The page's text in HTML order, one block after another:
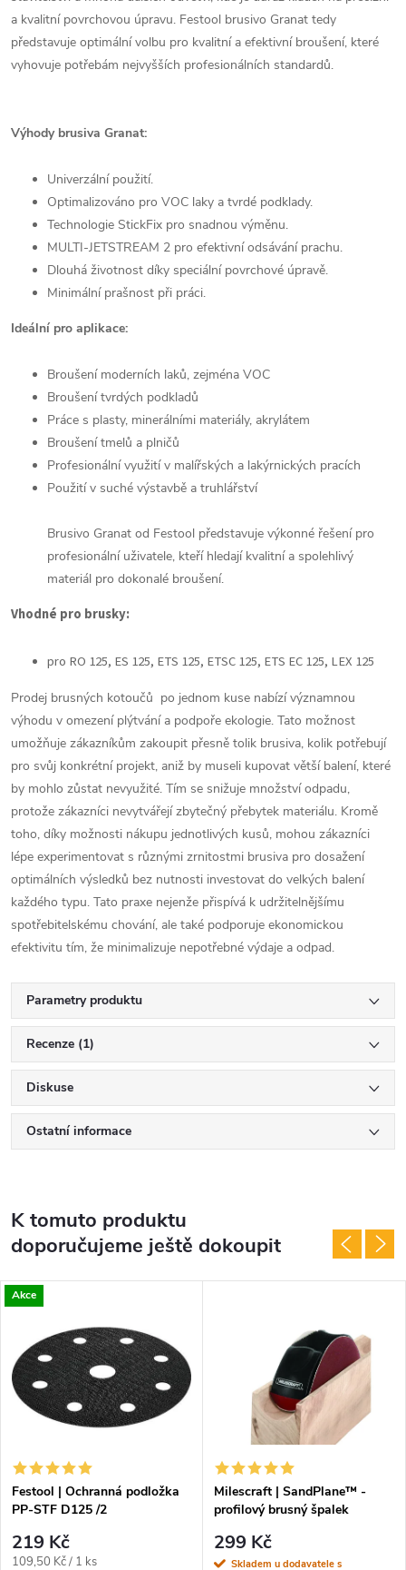
a kvalitní povrchovou úpravu. Festool brusivo Granat tedy
představuje optimální volbu pro kvalitní a efektivní broušení, které
vyhovuje potřebám nejvyšších profesionálních standardů.
Výhody brusiva Granat:
Univerzální použití.
Optimalizováno pro VOC laky a tvrdé podklady.
Technologie StickFix pro snadnou výměnu.
MULTI-JETSTREAM 2 pro efektivní odsávání prachu.
Dlouhá životnost díky speciální povrchové úpravě.
Minimální prašnost při práci.
Ideální pro aplikace:
Broušení moderních laků, zejména VOC
Broušení tvrdých podkladů
Práce s plasty, minerálními materiály, akrylátem
Broušení tmelů a plničů
Profesionální využití v malířských a lakýrnických pracích
Použití v suché výstavbě a truhlářství
Brusivo Granat od Festool představuje výkonné řešení pro
profesionální uživatele, kteří hledají kvalitní a spolehlivý
materiál pro dokonalé broušení.
Vhodné pro brusky:
pro RO 125, ES 125, ETS 125, ETSC 125, ETS EC 125, LEX 125
Prodej brusných kotoučů po jednom kuse nabízí významnou
výhodu v omezení plýtvání a podpoře ekologie. Tato možnost
umožňuje zákazníkům zakoupit přesně tolik brusiva, kolik potřebují
pro svůj konkrétní projekt, aniž by museli kupovat větší balení, které
by mohlo zůstat nevyužité. Tím se snižuje množství odpadu,
protože zákazníci nevytvářejí zbytečný přebytek materiálu. Kromě
toho, díky možnosti nákupu jednotlivých kusů, mohou zákazníci
lépe experimentovat s různými zrnitostmi brusiva pro dosažení
optimálních výsledků bez nutnosti investovat do velkých balení
každého typu. Tato praxe nejenže přispívá k udržitelnějšímu
spotřebitelskému chování, ale také podporuje ekonomickou
efektivitu tím, že minimalizuje nepotřebné výdaje a odpad.
Parametry produktu
Recenze (1)
Diskuse
Ostatní informace
K tomuto produktu
doporučujeme ještě dokoupit
Akce
Festool | Ochranná podložka
PP-STF D125 /2
219 Kč
Měrná
109,50 Kč / 1 ks
Milescraft | SandPlane™ -
profilový brusný špalek
299 Kč
Skladem u dodavatele s